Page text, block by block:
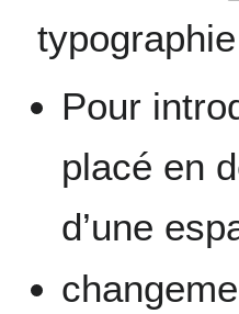
Pour
placé en
d’une